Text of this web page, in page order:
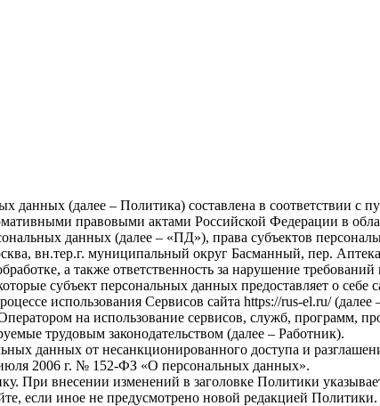
(далее – Политика) составлена в соответствии с
правовыми актами Российской Федерации в
данных (далее – «ПД»), права субъектов
вн.тер.г. муниципальный округ Басманный, пер.
а также ответственность за нарушение
субъект персональных данных предоставляет о себе
использования Сервисов сайта https://rus-el.ru/ (далее
на использование сервисов, служб, программ,
трудовым законодательством (далее – Работник).
данных от несанкционированного доступа и
июля 2006 г. № 152-ФЗ «О персональных данных».
При внесении изменений в заголовке Политики
если иное не предусмотрено новой редакцией Политики.